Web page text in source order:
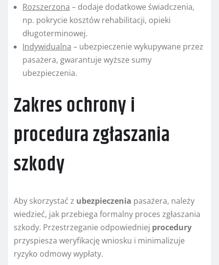
Rozszerzona – dodaje dodatkowe świadczenia,
np. pokrycie kosztów rehabilitacji, opieki
długoterminowej.
Indywidualna – ubezpieczenie wykupywane przez
pasażera, gwarantuje wyższe sumy
ubezpieczenia.
Zakres ochrony i
procedura zgłaszania
szkody
Aby skorzystać z ubezpieczenia pasażera, należy
wiedzieć, jak przebiega formalny proces zgłaszania
szkody. Przestrzeganie odpowiedniej procedury
przyspiesza weryfikację wniosku i minimalizuje
ryzyko odmowy wypłaty.